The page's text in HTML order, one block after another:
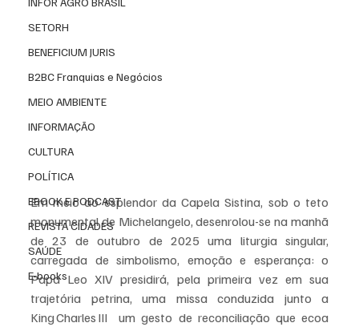
SETORH
BENEFICIUM JURIS
B2BC Franquias e Negócios
MEIO AMBIENTE
INFORMAÇÃO
CULTURA
POLÍTICA
EBOOK E PODCAST
REVISTA CIDADES
SAÚDE
E-books
Em meio ao esplendor da Capela Sistina, sob o teto
monumental de Michelangelo, desenrolou-se na manhã
de 23 de outubro de 2025 uma liturgia singular,
carregada de simbolismo, emoção e esperança: o
Papa Leo XIV presidirá, pela primeira vez em sua
trajetória petrina, uma missa conduzida junto a
King Charles III  um gesto de reconciliação que ecoa